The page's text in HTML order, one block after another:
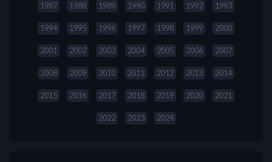
1987 1988 1989 1990 1991 1992 1993
1994 1995 1996 1997 1998 1999 2000
2001 2002 2003 2004 2005 2006 2007
2008 2009 2010 2011 2012 2013 2014
2015 2016 2017 2018 2019 2020 2021
2022 2023 2024